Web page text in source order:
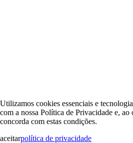
Utilizamos cookies essenciais e
com a nossa Política de Privacidade e,
concorda com estas condições.
aceitarpolítica de privacidade